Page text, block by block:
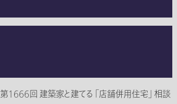
第1666回 建築家と建てる 「店舗併用住宅」 相談